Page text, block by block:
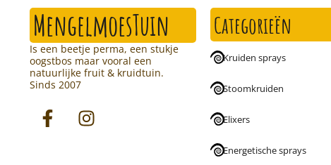
MengelmoesTuin
Is een beetje perma, een stukje
oogstbos maar vooral een
natuurlijke fruit & kruidtuin.
Sinds 2007
Categorieën
Kruiden sprays
Stoomkruiden
Elixers
Energetische sprays